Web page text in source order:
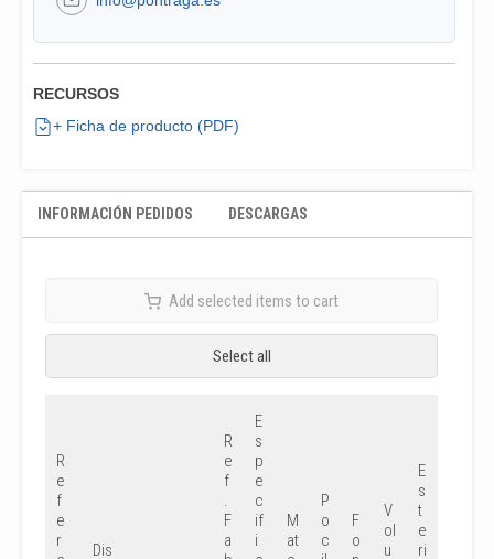
RECURSOS
+ Ficha de producto (PDF)
INFORMACIÓN PEDIDOS DESCARGAS
Add selected items to cart
Select all
R
e
f
e
r
Dis
R
e
f
.
F
a
E
s
p
e
c
if
i
M
at
P
o
c
F
o
V
ol
u
E
s
t
e
ri